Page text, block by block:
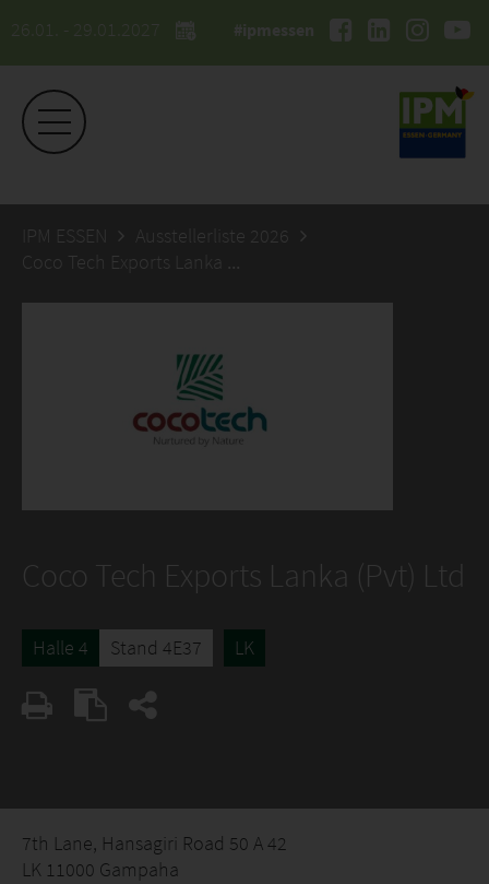
26.01. - 29.01.2027 #ipmessen
IPM ESSEN
Ausstellerliste 2026
Coco Tech Exports Lanka (Pvt) Ltd
Coco Tech Exports Lanka (Pvt) Ltd
Halle 4 Stand 4E37 LK
7th Lane, Hansagiri Road 50 A 42
LK 11000 Gampaha